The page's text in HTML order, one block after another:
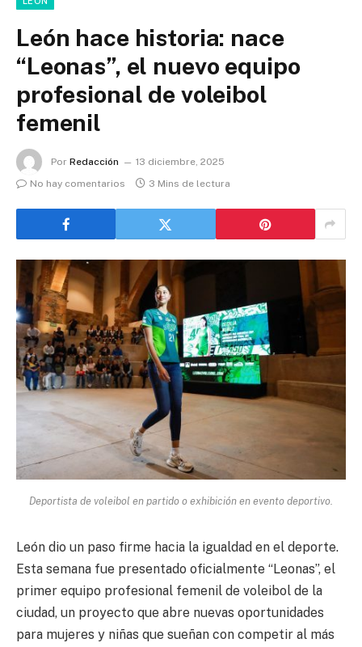
León hace historia: nace
“Leonas”, el nuevo equipo
profesional de voleibol
femenil
Por Redacción
13 diciembre, 2025
No hay comentarios
3 Mins de lectura
Deportista de voleibol en partido o exhibición en evento deportivo.
León dio un paso firme hacia la igualdad en el deporte.
Esta semana fue presentado oficialmente “Leonas”, el
primer equipo profesional femenil de voleibol de la
ciudad, un proyecto que abre nuevas oportunidades
para mujeres y niñas que sueñan con competir al más